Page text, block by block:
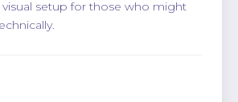
setup for those who might